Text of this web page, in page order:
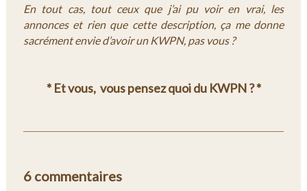
En tout cas, tout ceux que j’ai pu voir en vrai, les
annonces et rien que cette description, ça me donne
sacrément envie d’avoir un KWPN, pas vous ?
* Et vous, vous pensez quoi du KWPN ? *
6 commentaires